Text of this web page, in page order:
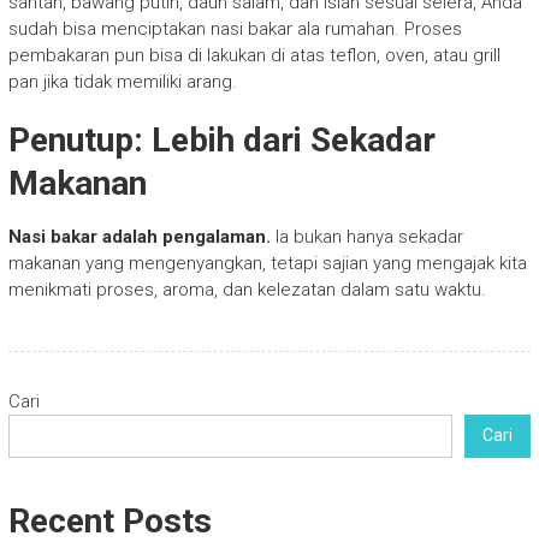
sudah bisa menciptakan nasi bakar ala rumahan. Proses
pembakaran pun bisa di lakukan di atas teflon, oven, atau grill
pan jika tidak memiliki arang.
Penutup: Lebih dari Sekadar
Makanan
Nasi bakar adalah pengalaman. Ia bukan hanya sekadar
makanan yang mengenyangkan, tetapi sajian yang mengajak kita
menikmati proses, aroma, dan kelezatan dalam satu waktu.
Cari
Cari
Recent Posts